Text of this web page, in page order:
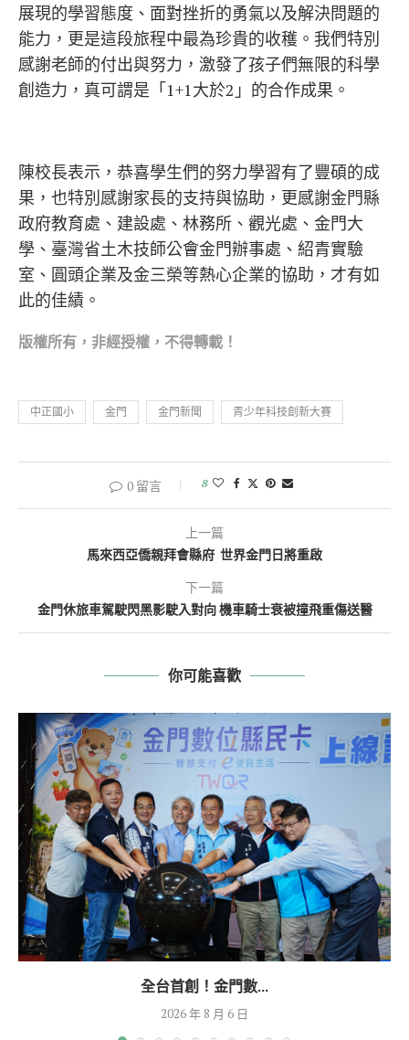
展現的學習態度、面對挫折的勇氣以及解決問題的
能力，更是這段旅程中最為珍貴的收穫。我們特別
感謝老師的付出與努力，激發了孩子們無限的科學
創造力，真可謂是「1+1大於2」的合作成果。
陳校長表示，恭喜學生們的努力學習有了豐碩的成
果，也特別感謝家長的支持與協助，更感謝金門縣
政府教育處、建設處、林務所、觀光處、金門大
學、臺灣省土木技師公會金門辦事處、紹青實驗
室、圓頭企業及金三榮等熱心企業的協助，才有如
此的佳績。
版權所有，非經授權，不得轉載！
中正國小 金門 金門新聞 青少年科技創新大賽
0 留言 8
上一篇
馬來西亞僑親拜會縣府 世界金門日將重啟
下一篇
金門休旅車駕駛閃黑影駛入對向 機車騎士衰被撞飛重傷送醫
你可能喜歡
全台首創！金門數...
2026 年 8 月 6 日